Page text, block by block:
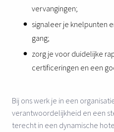
vervangingen;
signaleer je knelpunten
gang;
zorg je voor duidelijke
certificeringen en een
Bij ons werk je in een
verantwoordelijkheid en een
terecht in een dynamische